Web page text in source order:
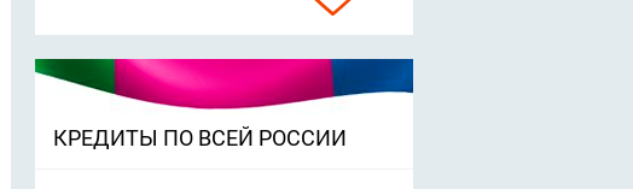
КРЕДИТЫ ПО ВСЕЙ РОССИИ